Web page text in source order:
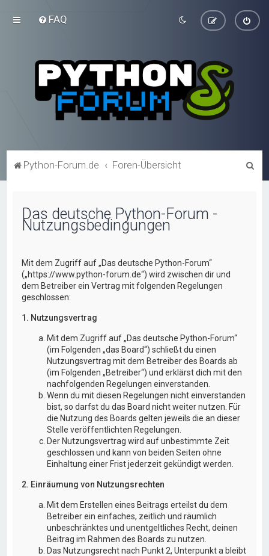
FAQ
Python-Forum.de Foren-Übersicht
Das deutsche Python-Forum -
Nutzungsbedingungen
Mit dem Zugriff auf „Das deutsche Python-Forum“
(„https://www.python-forum.de“) wird zwischen dir und
dem Betreiber ein Vertrag mit folgenden Regelungen
geschlossen:
1. Nutzungsvertrag
Mit dem Zugriff auf „Das deutsche Python-Forum“
(im Folgenden „das Board“) schließt du einen
Nutzungsvertrag mit dem Betreiber des Boards ab
(im Folgenden „Betreiber“) und erklärst dich mit den
nachfolgenden Regelungen einverstanden.
Wenn du mit diesen Regelungen nicht einverstanden
bist, so darfst du das Board nicht weiter nutzen. Für
die Nutzung des Boards gelten jeweils die an dieser
Stelle veröffentlichten Regelungen.
Der Nutzungsvertrag wird auf unbestimmte Zeit
geschlossen und kann von beiden Seiten ohne
Einhaltung einer Frist jederzeit gekündigt werden.
2. Einräumung von Nutzungsrechten
Mit dem Erstellen eines Beitrags erteilst du dem
Betreiber ein einfaches, zeitlich und räumlich
unbeschränktes und unentgeltliches Recht, deinen
Beitrag im Rahmen des Boards zu nutzen.
Das Nutzungsrecht nach Punkt 2, Unterpunkt a bleibt